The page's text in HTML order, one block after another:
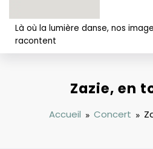
Là où la lumière danse, nos
racontent
Zazie, en
Accueil Concert